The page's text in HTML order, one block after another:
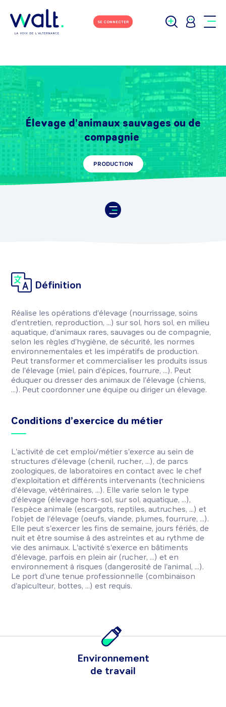
SE CONNECTER
Élevage d'animaux sauvages ou de
compagnie
PRODUCTION
Définition
Réalise les opérations d'élevage (nourrissage, soins
d'entretien, reproduction, ...) sur sol, hors sol, en milieu
aquatique, d'animaux rares, sauvages ou de compagnie,
selon les règles d'hygiène, de sécurité, les normes
environnementales et les impératifs de production.
Peut transformer et commercialiser les produits issus
de l'élevage (miel, pain d'épices, fourrure, ...). Peut
éduquer ou dresser des animaux de l'élevage (chiens,
...). Peut coordonner une équipe ou diriger un élevage.
Conditions d’exercice du métier
L'activité de cet emploi/métier s'exerce au sein de
structures d'élevage (chenil, rucher, ...), de parcs
zoologiques, de laboratoires en contact avec le chef
d'exploitation et différents intervenants (techniciens
d'élevage, vétérinaires, ...). Elle varie selon le type
d'élevage (élevage hors-sol, sur sol, aquatique, ...),
l'espèce animale (escargots, reptiles, autruches, ...) et
l'objet de l'élevage (oeufs, viande, plumes, fourrure, ...).
Elle peut s'exercer les fins de semaine, jours fériés, de
nuit et être soumise à des astreintes et au rythme de
vie des animaux. L'activité s'exerce en bâtiments
d'élevage, parfois en plein air (rucher, ...) et en
environnement à risques (dangerosité de l'animal, ...).
Le port d'une tenue professionnelle (combinaison
d'apiculteur, bottes, ...) est requis.
Environnement
de travail